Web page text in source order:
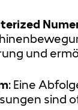
und
: Eine
sind